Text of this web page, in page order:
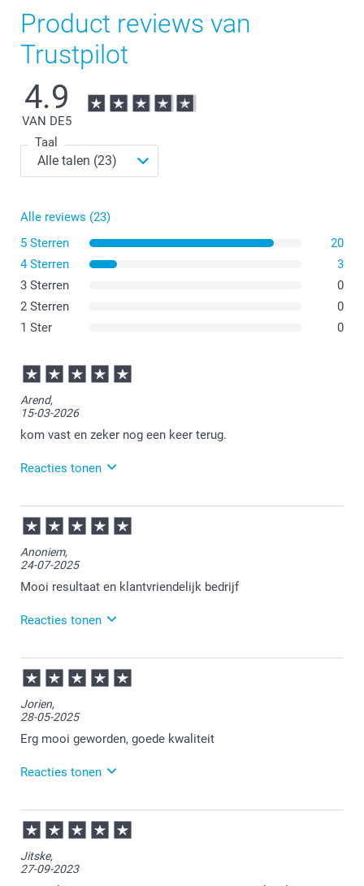
Product reviews van
Trustpilot
4.9
VAN DE5
Taal
Alle reviews (23)
5 Sterren
20
4 Sterren
3
3 Sterren
0
2 Sterren
0
1 Ster
0
Arend,
15-03-2026
kom vast en zeker nog een keer terug.
Reacties tonen
16-03-2026
11:45
Veel plezier van de tuinposter!
Anoniem,
24-07-2025
Mooi resultaat en klantvriendelijk bedrijf
Reacties tonen
25-07-2025
10:29
Bedankt voor je review. Wat fijn dat je blij bent met je
Wij wensen je veel plezier van de tuinposter.
Jorien,
28-05-2025
Erg mooi geworden, goede kwaliteit
Reacties tonen
30-05-2025
14:32
Bedankt voor je review. Wat fijn dat je blij bent met
er veel plezier van!
Jitske,
27-09-2023